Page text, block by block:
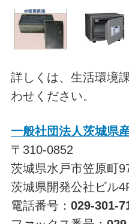
詳しくは、生活環境
わせください。
一般社団法人茨城県
〒310-0852
茨城県水戸市笠原町
茨城県開発公社ビル
電話番号： 029-301-